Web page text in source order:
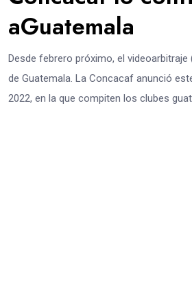
aGuatemala
Desde febrero próximo, el
de Guatemala. La Concacaf anunció
2022, en la que compiten los clubes